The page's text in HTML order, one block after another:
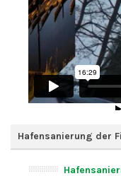
Hafensanierung der